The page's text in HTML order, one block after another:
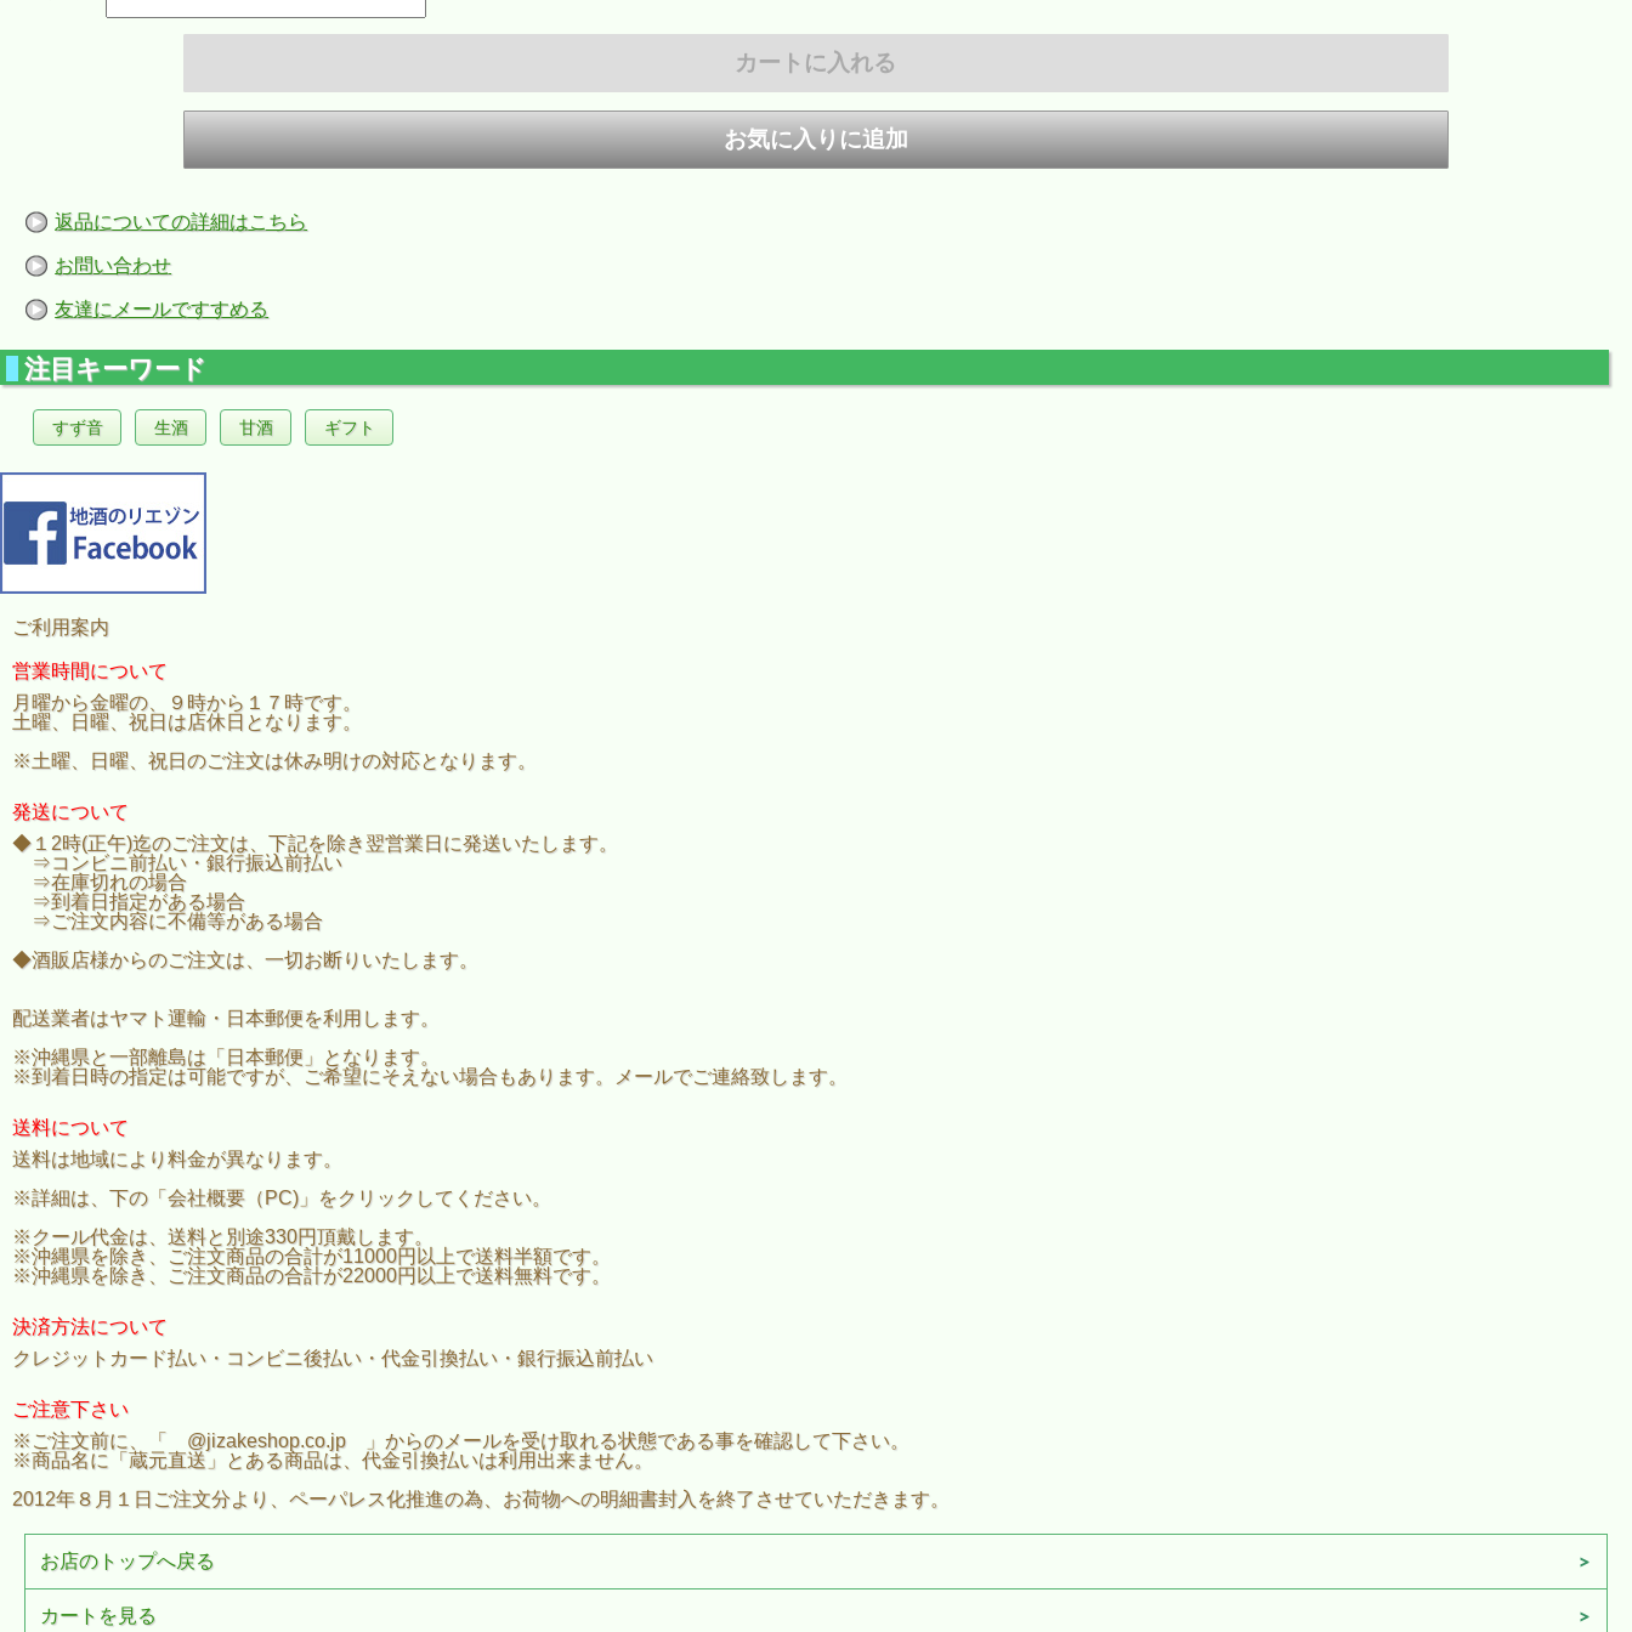
返品についての詳細はこちら
お問い合わせ
友達にメールですすめる
注目キーワード
すず音 生酒 甘酒 ギフト
ご利用案内
営業時間について
月曜から金曜の、９時から１７時です。
土曜、日曜、祝日は店休日となります。
※土曜、日曜、祝日のご注文は休み明けの対応となります。
発送について
◆１2時(正午)迄のご注文は、下記を除き翌営業日に発送いたします。
⇒コンビニ前払い・銀行振込前払い
⇒在庫切れの場合
⇒到着日指定がある場合
⇒ご注文内容に不備等がある場合
◆酒販店様からのご注文は、一切お断りいたします。
配送業者はヤマト運輸・日本郵便を利用します。
※沖縄県と一部離島は「日本郵便」となります。
※到着日時の指定は可能ですが、ご希望にそえない場合もあります。メールでご連絡致します。
送料について
送料は地域により料金が異なります。
※詳細は、下の「会社概要（PC)」をクリックしてください。
※クール代金は、送料と別途330円頂戴します。
※沖縄県を除き、ご注文商品の合計が11000円以上で送料半額です。
※沖縄県を除き、ご注文商品の合計が22000円以上で送料無料です。
決済方法について
クレジットカード払い・コンビニ後払い・代金引換払い・銀行振込前払い
ご注意下さい
※ご注文前に、「 @jizakeshop.co.jp 」からのメールを受け取れる状態である事を確認して下さい。
※商品名に「蔵元直送」とある商品は、代金引換払いは利用出来ません。
2012年８月１日ご注文分より、ペーパレス化推進の為、お荷物への明細書封入を終了させていただきます。
お店のトップへ戻る
カートを見る